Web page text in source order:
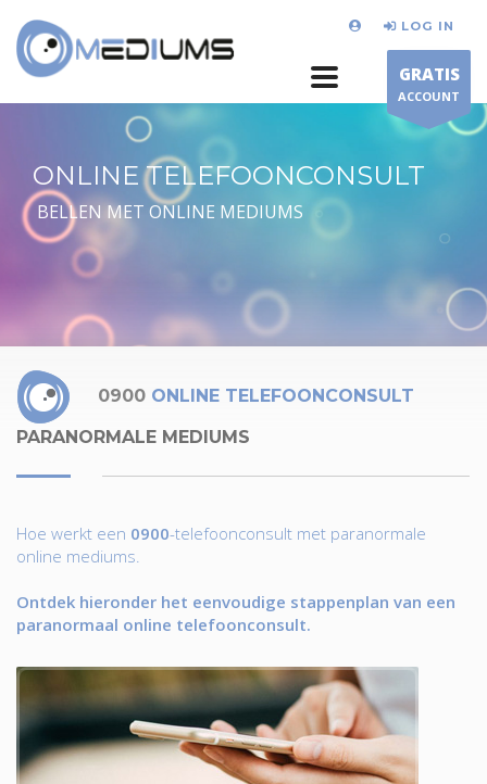
LOG IN
GRATIS
ACCOUNT
ONLINE TELEFOONCONSULT
BELLEN MET ONLINE MEDIUMS
0900 ONLINE TELEFOONCONSULT
PARANORMALE MEDIUMS
Hoe werkt een 0900-telefoonconsult met paranormale
online mediums.
Ontdek hieronder het eenvoudige stappenplan van een
paranormaal online telefoonconsult.